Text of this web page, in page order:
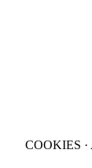
COOKIES